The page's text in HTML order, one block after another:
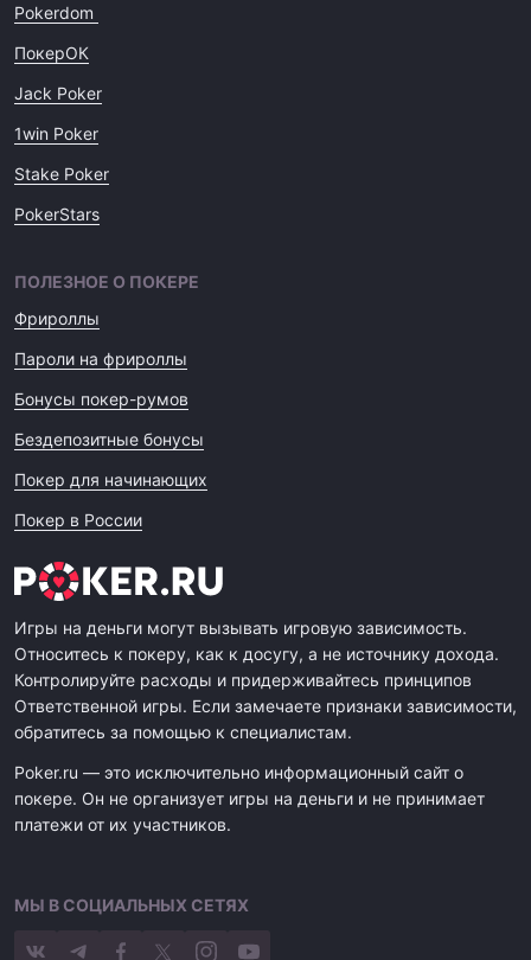
Pokerdom
ПокерОК
Jack Poker
1win Poker
Stake Poker
PokerStars
ПОЛЕЗНОЕ О ПОКЕРЕ
Фрироллы
Пароли на фрироллы
Бонусы покер-румов
Бездепозитные бонусы
Покер для начинающих
Покер в России
Игры на деньги могут вызывать игровую зависимость.
Относитесь к покеру, как к досугу, а не источнику дохода.
Контролируйте расходы и придерживайтесь принципов
Ответственной игры. Если замечаете признаки зависимости,
обратитесь за помощью к специалистам.
Poker.ru — это исключительно информационный сайт о
покере. Он не организует игры на деньги и не принимает
платежи от их участников.
МЫ В СОЦИАЛЬНЫХ СЕТЯХ